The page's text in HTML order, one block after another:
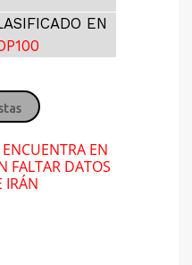
EN
EN
FALTAR DATOS
IRÁN